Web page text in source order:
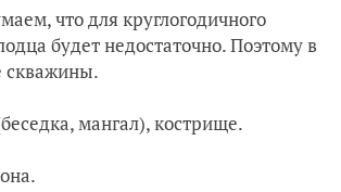
что для круглогодичного
будет недостаточно. Поэтому в
скважины.
мангал), кострище.